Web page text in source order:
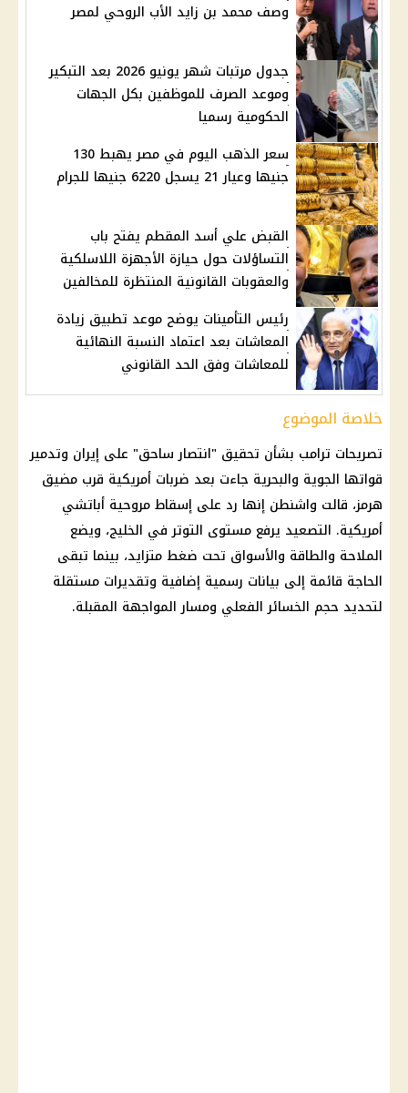
وصف محمد بن زايد الأب الروحي لمصر
جدول مرتبات شهر يونيو 2026 بعد التبكير
وموعد الصرف للموظفين بكل الجهات
الحكومية رسميا
سعر الذهب اليوم في مصر يهبط 130
جنيها وعيار 21 يسجل 6220 جنيها للجرام
القبض علي أسد المقطم يفتح باب
التساؤلات حول حيازة الأجهزة اللاسلكية
والعقوبات القانونية المنتظرة للمخالفين
رئيس التأمينات يوضح موعد تطبيق زيادة
المعاشات بعد اعتماد النسبة النهائية
للمعاشات وفق الحد القانوني
خلاصة الموضوع
تصريحات ترامب بشأن تحقيق "انتصار ساحق" على إيران وتدمير
قواتها الجوية والبحرية جاءت بعد ضربات أمريكية قرب مضيق
هرمز، قالت واشنطن إنها رد على إسقاط مروحية أباتشي
أمريكية. التصعيد يرفع مستوى التوتر في الخليج، ويضع
الملاحة والطاقة والأسواق تحت ضغط متزايد، بينما تبقى
الحاجة قائمة إلى بيانات رسمية إضافية وتقديرات مستقلة
لتحديد حجم الخسائر الفعلي ومسار المواجهة المقبلة.